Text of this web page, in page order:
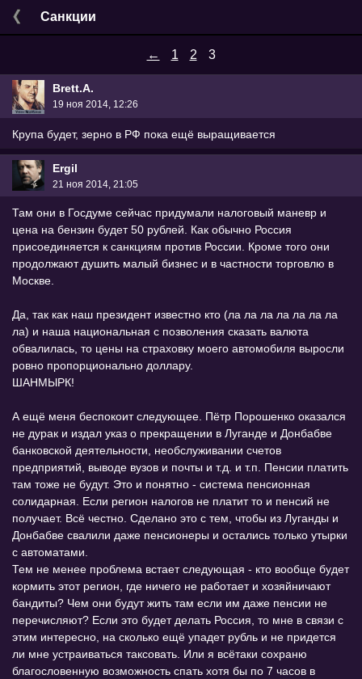
Санкции
← 1 2 3
Brett.A.
19 ноя 2014, 12:26
Крупа будет, зерно в РФ пока ещё выращивается
Ergil
21 ноя 2014, 21:05
Там они в Госдуме сейчас придумали налоговый маневр и
цена на бензин будет 50 рублей. Как обычно Россия
присоединяется к санкциям против России. Кроме того они
продолжают душить малый бизнес и в частности торговлю в
Москве.
Да, так как наш президент известно кто (ла ла ла ла ла ла ла
ла) и наша национальная с позволения сказать валюта
обвалилась, то цены на страховку моего автомобиля выросли
ровно пропорционально доллару.
ШАНМЫРК!
А ещё меня беспокоит следующее. Пётр Порошенко оказался
не дурак и издал указ о прекращении в Луганде и Донбабве
банковской деятельности, необслуживании счетов
предприятий, выводе вузов и почты и т.д. и т.п. Пенсии платить
там тоже не будут. Это и понятно - система пенсионная
солидарная. Если регион налогов не платит то и пенсий не
получает. Всё честно. Сделано это с тем, чтобы из Луганды и
Донбабве свалили даже пенсионеры и остались только утырки
с автоматами.
Тем не менее проблема встает следующая - кто вообще будет
кормить этот регион, где ничего не работает и хозяйничают
бандиты? Чем они будут жить там если им даже пенсии не
перечисляют? Если это будет делать Россия, то мне в связи с
этим интересно, на сколько ещё упадет рубль и не придется
ли мне устраиваться таксовать. Или я всётаки сохраню
благословенную возможность спать хотя бы по 7 часов в